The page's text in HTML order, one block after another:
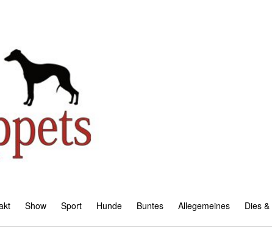
Show Sport Hunde Buntes Allegemeines Dies